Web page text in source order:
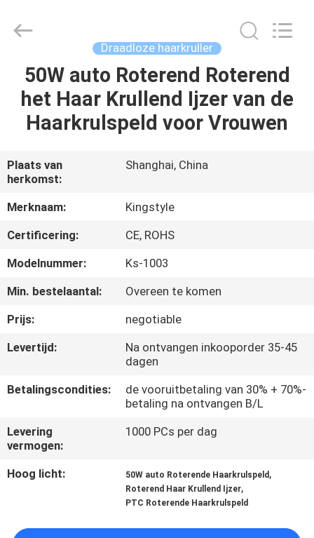
HUIS
PRODUCTEN
ONGEVEER
ONS
FABRIEKSREIS
CONTACTEER
ONS
VERZOEK
EEN
Graadwartel
Supplier.
Shanghai
Kingstyle
Reserved.
Developed
Draadloze haarkruller
50W auto Roterend Roterend
het Haar Krullend Ijzer van de
Haarkrulspeld voor Vrouwen
Plaats van
herkomst:
Shanghai, China
Merknaam:
Kingstyle
Certificering:
CE, ROHS
Modelnummer:
Ks-1003
Min. bestelaantal:
Overeen te komen
Prijs:
negotiable
Levertijd:
Na ontvangen inkooporder 35-45
dagen
Betalingscondities:
de vooruitbetaling van 30% + 70%-
betaling na ontvangen B/L
Levering
vermogen:
1000 PCs per dag
Hoog licht: 50W auto Roterende Haarkrulspeld ,
Roterend Haar Krullend Ijzer,
PTC Roterende Haarkrulspeld